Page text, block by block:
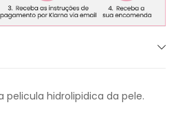
hidrolipidica da pele.